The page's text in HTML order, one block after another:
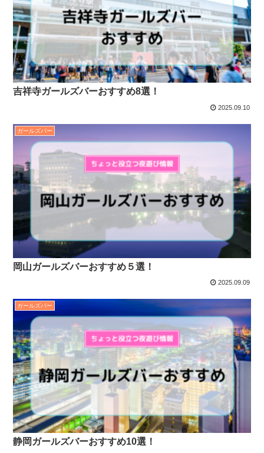
吉祥寺ガールズバーおすすめ8選！
2025.09.10
ガールズバー
岡山ガールズバーおすすめ５選！
2025.09.09
ガールズバー
静岡ガールズバーおすすめ10選！